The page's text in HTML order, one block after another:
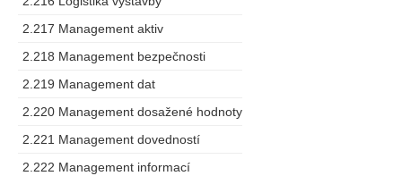
2.217 Management aktiv
2.218 Management bezpečnosti
2.219 Management dat
2.220 Management dosažené hodnoty
2.221 Management dovedností
2.222 Management informací